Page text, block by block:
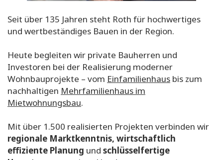
Seit über 135 Jahren steht Roth für hochwertiges
und wertbeständiges Bauen in der Region.
Heute begleiten wir private Bauherren und
Investoren bei der Realisierung moderner
Wohnbauprojekte – vom Einfamilienhaus bis zum
nachhaltigen Mehrfamilienhaus im
Mietwohnungsbau.
Mit über 1.500 realisierten Projekten verbinden wir
regionale Marktkenntnis, wirtschaftlich
effiziente Planung und schlüsselfertige